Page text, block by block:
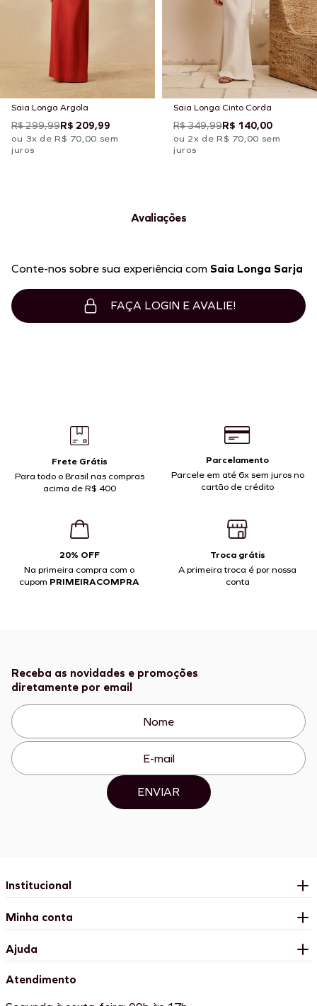
Saia Longa Argola
R$ 299,99R$ 209,99
ou 3x de R$ 70,00 sem
juros
Saia Longa Cinto Corda
R$ 349,99R$ 140,00
ou 2x de R$ 70,00 sem
juros
Avaliações
Conte-nos sobre sua experiência com Saia Longa Sarja
FAÇA LOGIN E AVALIE!
Frete Grátis
Para todo o Brasil nas compras
acima de R$ 400
Parcelamento
Parcele em até 6x sem juros no
cartão de crédito
20% OFF
Na primeira compra com o
cupom PRIMEIRACOMPRA
Troca grátis
A primeira troca é por nossa
conta
Receba as novidades e promoções
diretamente por email
ENVIAR
Institucional
Minha conta
Ajuda
Atendimento